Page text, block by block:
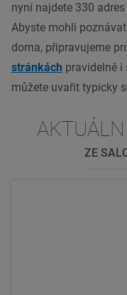
nyní najdete 330
Abyste mohli
doma, připravujeme
stránkách pravidelně i
můžete uvařit typicky
ZE